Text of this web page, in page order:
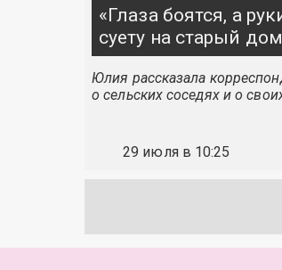
«Глаза боятся, а
суету на старый
Юлия рассказала
о сельских соседях и о
29 июля в 10:25